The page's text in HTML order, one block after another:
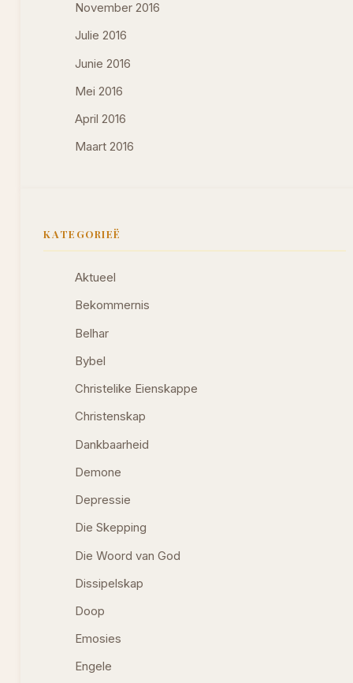
November 2016
Julie 2016
Junie 2016
Mei 2016
April 2016
Maart 2016
KATEGORIEË
Aktueel
Bekommernis
Belhar
Bybel
Christelike Eienskappe
Christenskap
Dankbaarheid
Demone
Depressie
Die Skepping
Die Woord van God
Dissipelskap
Doop
Emosies
Engele